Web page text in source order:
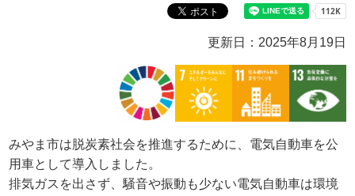
更新日：2025年8月19日
みやま市は脱炭素社会を推進するために、電気自動車を公
用車として導入しました。
排気ガスを出さず、騒音や振動も少ない電気自動車は環境